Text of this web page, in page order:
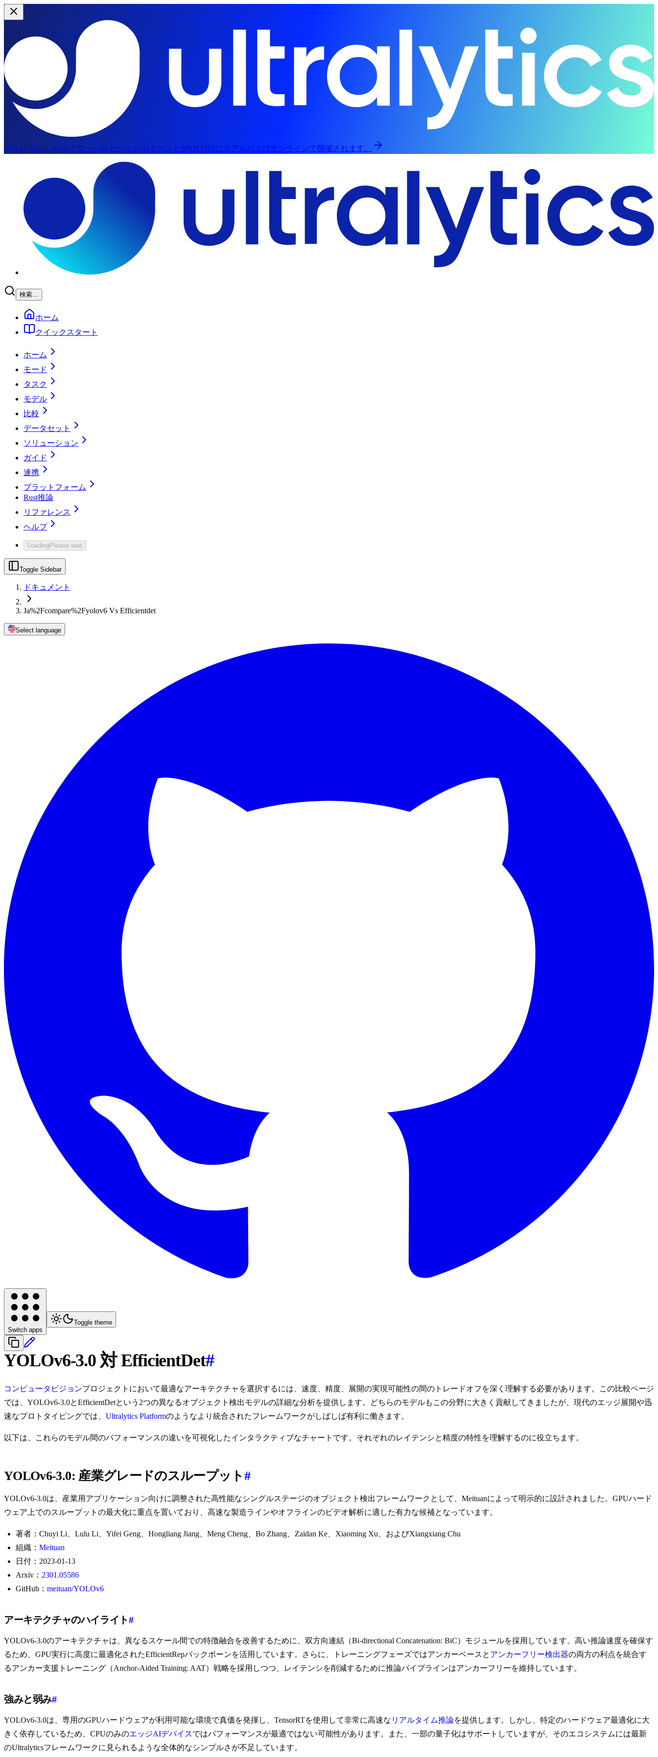
YOLO Vision 2026: グローバルビジョンAIイベントが9月13日にリアルおよびオンラインで開催されます。
検索...
ホーム
クイックスタート
ホーム
モード
タスク
モデル
比較
データセット
ソリューション
ガイド
連携
プラットフォーム
Rust推論
リファレンス
ヘルプ
LoadingPlease wait
Toggle Sidebar
ドキュメント
Ja%2Fcompare%2Fyolov6 Vs Efficientdet
Select language
Switch apps
Toggle theme
YOLOv6-3.0 対 EfficientDet#
コンピュータビジョンプロジェクトにおいて最適なアーキテクチャを選択するには、速度、精度、展開の実現可能性の間のトレードオフを深く理解する必要があります。この比較ページ
では、YOLOv6-3.0とEfficientDetという2つの異なるオブジェクト検出モデルの詳細な分析を提供します。どちらのモデルもこの分野に大きく貢献してきましたが、現代のエッジ展開や迅
速なプロトタイピングでは、 Ultralytics Platformのようなより統合されたフレームワークがしばしば有利に働きます。
以下は、これらのモデル間のパフォーマンスの違いを可視化したインタラクティブなチャートです。それぞれのレイテンシと精度の特性を理解するのに役立ちます。
YOLOv6-3.0: 産業グレードのスループット #
YOLOv6-3.0は、産業用アプリケーション向けに調整された高性能なシングルステージのオブジェクト検出フレームワークとして、Meituanによって明示的に設計されました。GPUハード
ウェア上でのスループットの最大化に重点を置いており、高速な製造ラインやオフラインのビデオ解析に適した有力な候補となっています。
著者：Chuyi Li、Lulu Li、Yifei Geng、Hongliang Jiang、Meng Cheng、Bo Zhang、Zaidan Ke、Xiaoming Xu、およびXiangxiang Chu
組織： Meituan
日付：2023-01-13
Arxiv： 2301.05586
GitHub： meituan/YOLOv6
アーキテクチャのハイライト#
YOLOv6-3.0のアーキテクチャは、異なるスケール間での特徴融合を改善するために、双方向連結（Bi-directional Concatenation: BiC）モジュールを採用しています。高い推論速度を確保す
るため、GPU実行に高度に最適化されたEfficientRepバックボーンを活用しています。さらに、トレーニングフェーズではアンカーベースと アンカーフリー検出器の両方の利点を統合す
るアンカー支援トレーニング（Anchor-Aided Training: AAT）戦略を採用しつつ、レイテンシを削減するために推論パイプラインはアンカーフリーを維持しています。
強みと弱み#
YOLOv6-3.0は、専用のGPUハードウェアが利用可能な環境で真価を発揮し、TensorRTを使用して非常に高速な リアルタイム推論を提供します。しかし、特定のハードウェア最適化に大
きく依存しているため、CPUのみのエッジAIデバイスではパフォーマンスが最適ではない可能性があります。また、一部の量子化はサポートしていますが、そのエコシステムには最新
のUltralyticsフレームワークに見られるような全体的なシンプルさが不足しています。